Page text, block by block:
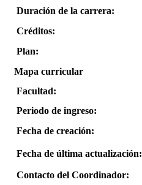
Duración de la carrera:
Créditos:
Plan:
Mapa curricular
Facultad:
Periodo de ingreso:
Fecha de creación:
Fecha de última actualización:
Contacto del Coordinador: